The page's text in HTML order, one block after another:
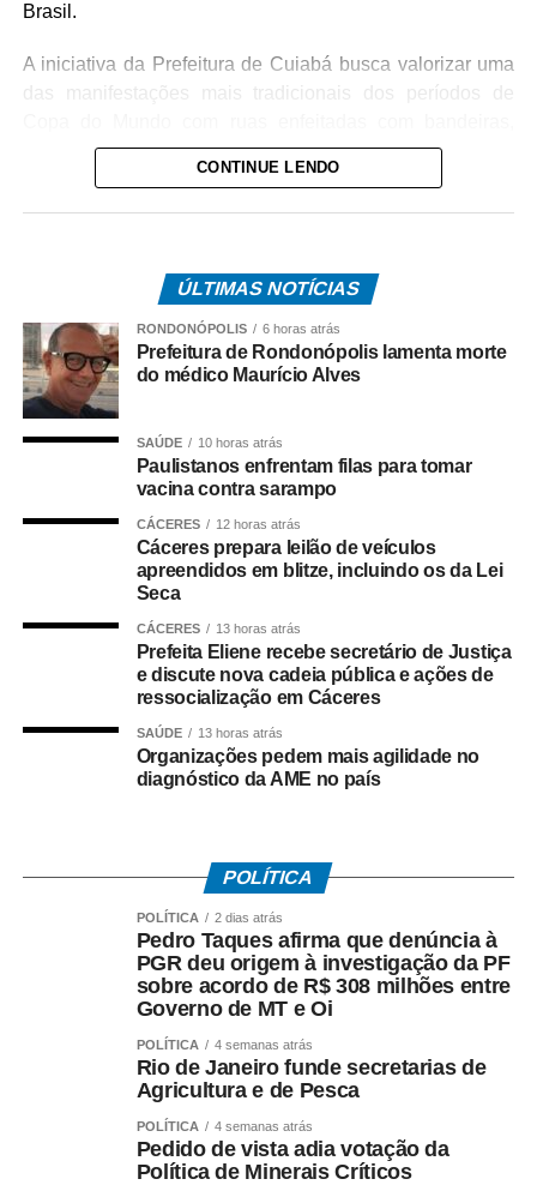
Brasil.
A iniciativa da Prefeitura de Cuiabá busca valorizar uma
das manifestações mais tradicionais dos períodos de
pinturas e adereços nas cores verde e amarela. Além
disso, o projeto incentiva a integração entre vizinhos e
fortalece o espírito comunitário nos bairros da capital.
nessa quarta-feira. Na oportunidade, o prefeito convidou
a população a participar enviando vídeos das decorações
por meio do perfil oficial da Prefeitura de Cuiabá no
Instagram, @cuiabaprefeitura.
mostrando a decoração da rua até quinta-feira (11), às
23h59. Todos os vídeos participantes serão publicados
nos stories da Prefeitura a partir das 0h de sexta-feira
(12), quando será aberta a votação popular. A votação
será encerrada às 16h de sexta-feira (12). O vídeo com o
maior número de curtidas nos stories da Prefeitura será
declarado vencedor. O resultado será divulgado após o
encerramento da votação.
A rua vencedora receberá o telão para a transmissão da
partida da Seleção Brasileira, promovendo um momento
de confraternização entre os moradores e fortalecendo o
Bola
1. Os vídeos serão recebidos até quinta-feira (11), às
2. Todos os vídeos participantes serão publicados nos
stories da Prefeitura a partir das 0h de sexta-feira (12),
quando será aberta a votação.
3. A votação será encerrada às 16h de sexta-feira (12),
nos stories da Prefeitura.
CONTINUE LENDO
ÚLTIMAS NOTÍCIAS
RONDONÓPOLIS 6 horas atrás
Prefeitura de Rondonópolis lamenta morte
do médico Maurício Alves
SAÚDE 10 horas atrás
Paulistanos enfrentam filas para tomar
vacina contra sarampo
CÁCERES 12 horas atrás
Cáceres prepara leilão de veículos
apreendidos em blitze, incluindo os da Lei
Seca
CÁCERES 13 horas atrás
Prefeita Eliene recebe secretário de Justiça
e discute nova cadeia pública e ações de
ressocialização em Cáceres
SAÚDE 13 horas atrás
Organizações pedem mais agilidade no
diagnóstico da AME no país
POLÍTICA
POLÍTICA 2 dias atrás
Pedro Taques afirma que denúncia à
PGR deu origem à investigação da PF
sobre acordo de R$ 308 milhões entre
Governo de MT e Oi
POLÍTICA 4 semanas atrás
Rio de Janeiro funde secretarias de
Agricultura e de Pesca
POLÍTICA 4 semanas atrás
Pedido de vista adia votação da
Política de Minerais Críticos